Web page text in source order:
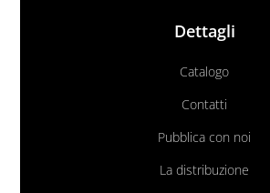
Dettagli
Catalogo
Contatti
Pubblica con noi
La distribuzione